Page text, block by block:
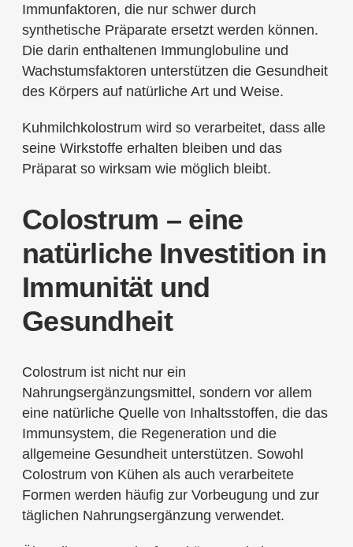
Immunfaktoren, die nur schwer durch
synthetische Präparate ersetzt werden können.
Die darin enthaltenen Immunglobuline und
Wachstumsfaktoren unterstützen die Gesundheit
des Körpers auf natürliche Art und Weise.
Kuhmilchkolostrum wird so verarbeitet, dass alle
seine Wirkstoffe erhalten bleiben und das
Präparat so wirksam wie möglich bleibt.
Colostrum – eine
natürliche Investition in
Immunität und
Gesundheit
Colostrum ist nicht nur ein
Nahrungsergänzungsmittel, sondern vor allem
eine natürliche Quelle von Inhaltsstoffen, die das
Immunsystem, die Regeneration und die
allgemeine Gesundheit unterstützen. Sowohl
Colostrum von Kühen als auch verarbeitete
Formen werden häufig zur Vorbeugung und zur
täglichen Nahrungsergänzung verwendet.